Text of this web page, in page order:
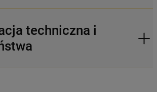
techniczna i